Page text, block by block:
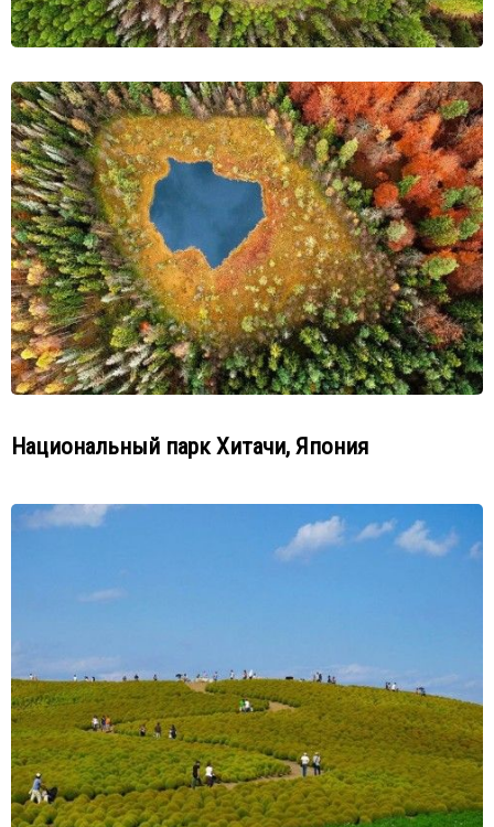
Национальный парк Хитачи, Япония